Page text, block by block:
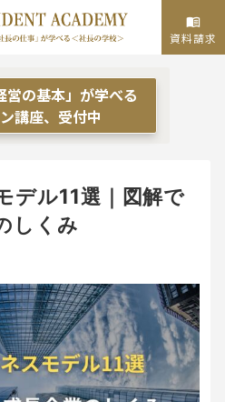
資料請求
の基本」が学べる
講座、受付中
デル11選｜図解で
しくみ